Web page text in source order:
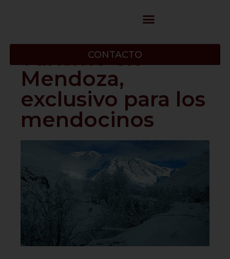
CONTACTO
Turismo en
Mendoza,
exclusivo para los
mendocinos